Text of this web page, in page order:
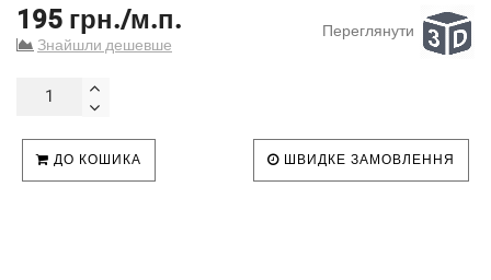
195 грн./м.п.
Знайшли дешевше
Переглянути
ДО КОШИКА ШВИДКЕ ЗАМОВЛЕННЯ